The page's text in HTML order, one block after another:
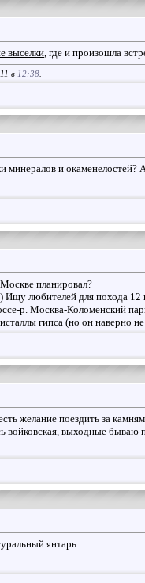
выселки, где и произошла
в 12:38
минералов и окаменелостей?
планировал?
Ищу любителей для похода
р. Москва-Коломенский
гипса (но он наверно
желание поездить за
выходные бываю
янтарь.